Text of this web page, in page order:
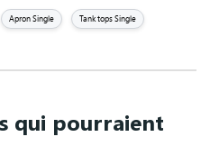
Apron Single Tank tops Single
qui pourraient